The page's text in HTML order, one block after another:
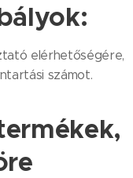
elérhetőségére,
számot.